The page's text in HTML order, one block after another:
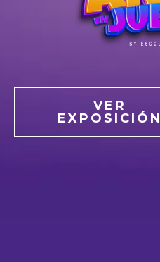
VER
EXPOSICIÓN